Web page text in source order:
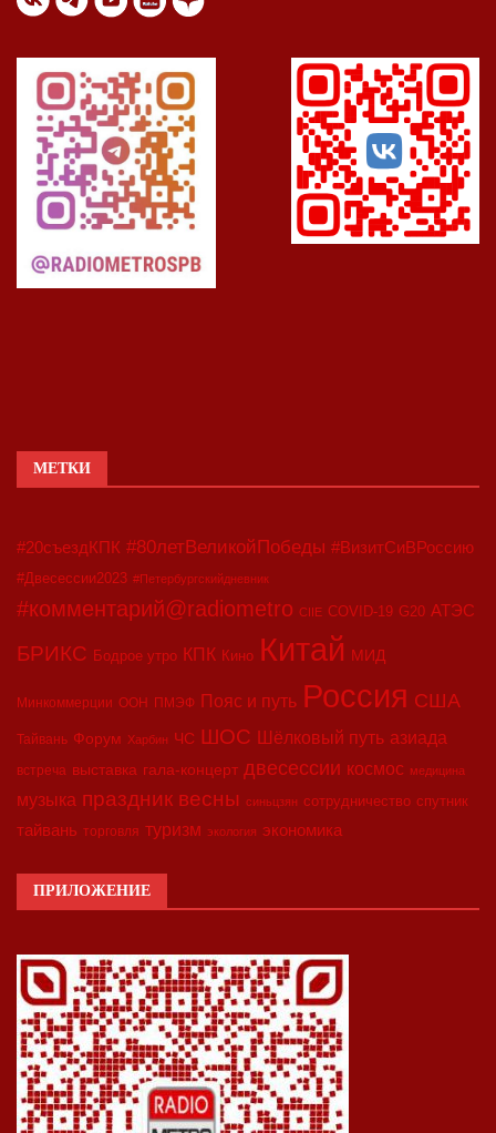
МЕТКИ
#20съездКПК #80летВеликойПобеды #ВизитСиВРоссию
#Двесессии2023 #Петербургскийдневник
#комментарий@radiometro CIIE COVID-19 G20 АТЭС
БРИКС Бодрое утро КПК Кино Китай МИД
Минкоммерции ООН ПМЭФ Пояс и путь Россия США
Тайвань Форум Харбин ЧС ШОС Шёлковый путь азиада
встреча выставка гала-концерт двесессии космос медицина
музыка праздник весны синьцзян сотрудничество спутник
тайвань торговля туризм экология экономика
ПРИЛОЖЕНИЕ